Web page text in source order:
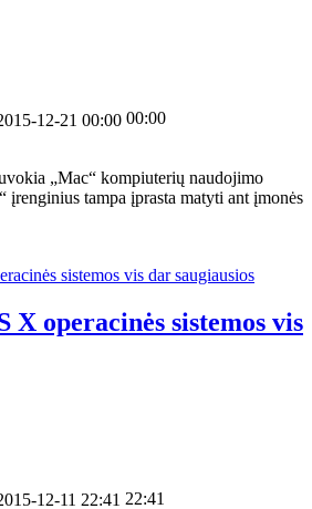
00:00
„Mac“ kompiuterių naudojimo
įrenginius tampa įprasta matyti ant įmonės
X operacinės sistemos vis
22:41